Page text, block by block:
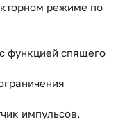
режиме по
функцией спящего
импульсов,